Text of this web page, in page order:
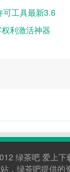
可工具最新3.6
利激活神器
绿茶吧 爱上
，绿茶吧提供的